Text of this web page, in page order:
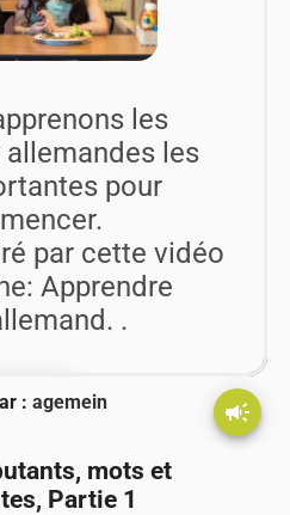
les
les
pour
par cette vidéo
Apprendre
.
Go !!
: agemein campaign
mots et
Partie 1